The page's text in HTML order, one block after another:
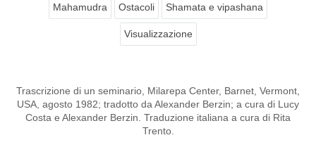
Mahamudra Ostacoli Shamata e vipashana
Visualizzazione
Trascrizione di un seminario, Milarepa Center, Barnet, Vermont,
USA, agosto 1982; tradotto da Alexander Berzin; a cura di Lucy
Costa e Alexander Berzin. Traduzione italiana a cura di Rita
Trento.